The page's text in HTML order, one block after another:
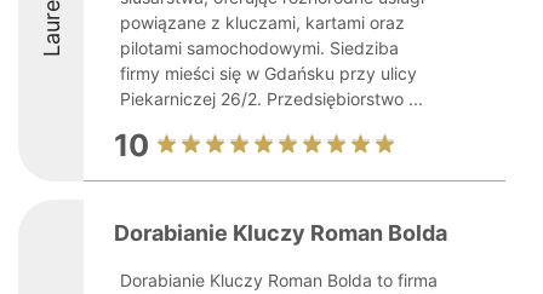
powiązane z kluczami, kartami oraz
pilotami samochodowymi. Siedziba
firmy mieści się w Gdańsku przy ulicy
Piekarniczej 26/2. Przedsiębiorstwo ...
10
Dorabianie Kluczy Roman Bolda
Dorabianie Kluczy Roman Bolda to firma